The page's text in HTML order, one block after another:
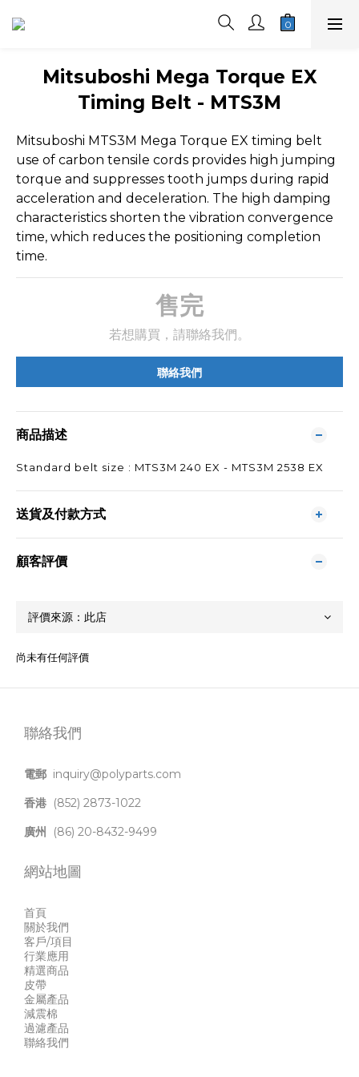
Mitsuboshi Mega Torque EX
Timing Belt - MTS3M
Mitsuboshi MTS3M Mega Torque EX timing belt
use of carbon tensile cords provides high jumping
torque and suppresses tooth jumps during rapid
acceleration and deceleration. The high damping
characteristics shorten the vibration convergence
time, which reduces the positioning completion
time.
售完
若想購買，請聯絡我們。
聯絡我們
商品描述
Standard belt size : MTS3M 240 EX - MTS3M 2538 EX
送貨及付款方式
顧客評價
尚未有任何評價
聯絡我們
電郵 inquiry@polyparts.com
香港 (852) 2873-1022
廣州
(86) 20-8432-9499
網站地圖
首頁
關於我們
客戶/項目
行業應用
精選商品
皮帶
金屬產品
減震棉
過濾產品
聯絡我們